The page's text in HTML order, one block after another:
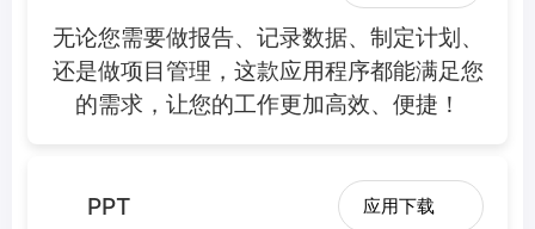
无论您需要做报告、记录数据、制定计划、
还是做项目管理，这款应用程序都能满足您
的需求，让您的工作更加高效、便捷！
PPT 应用下载